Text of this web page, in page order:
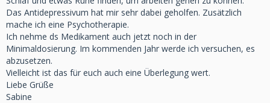
Das Antidepressivum hat mir sehr dabei geholfen. Zusätzlich
mache ich eine Psychotherapie.
Ich nehme ds Medikament auch jetzt noch in der
Minimaldosierung. Im kommenden Jahr werde ich versuchen, es
abzusetzen.
Vielleicht ist das für euch auch eine Überlegung wert.
Liebe Grüße
Sabine